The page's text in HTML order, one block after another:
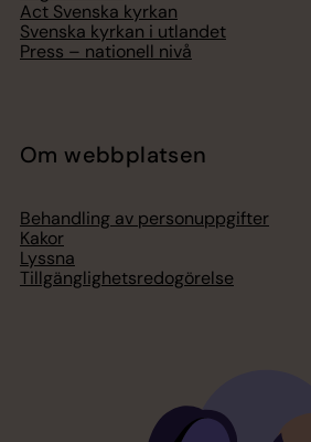
Act Svenska kyrkan
Svenska kyrkan i utlandet
Press – nationell nivå
Om webbplatsen
Behandling av personuppgifter
Kakor
Lyssna
Tillgänglighetsredogörelse